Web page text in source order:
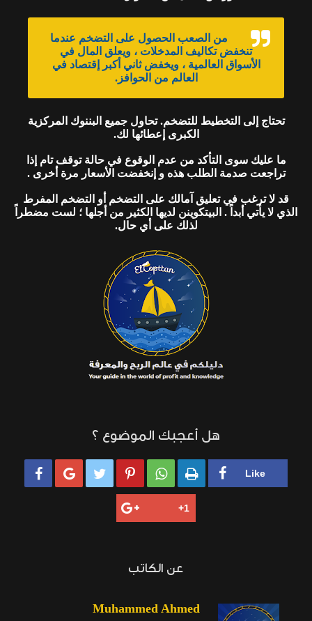
من الصعب الحصول على التضخم عندما
تنخفض تكاليف المدخلات ، ويعلق المال في
الأسواق العالمية ، ويخفض ثاني أكبر إقتصاد في
العالم من الحوافز.
تحتاج إلى التخطيط للتضخم. تحاول جميع البننوك المركزية
الكبرى إعطائها لك.
ما عليك سوى التأكد من عدم الوقوع في حالة توقف تام إذا
تراجعت صدمة الطلب هذه و إنخفضت الأسعار مرة أخرى .
قد لا ترغب في تعليق آمالك على التضخم أو التضخم المفرط
الذي لا يأتي أبداً . البيتكوينن لديها الكثير من أجلها ؛ لست مضطراً
لذلك على أي حال.
هل أعجبك الموضوع ؟
     
عن الكاتب
Muhammed Ahmed